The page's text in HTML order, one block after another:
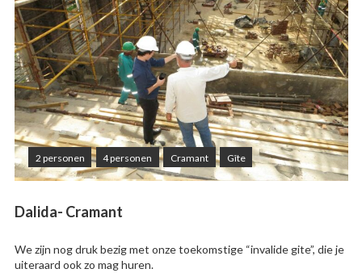
2 personen 4 personen Cramant Gîte
Dalida- Cramant
We zijn nog druk bezig met onze toekomstige “invalide gite”, die je
uiteraard ook zo mag huren.